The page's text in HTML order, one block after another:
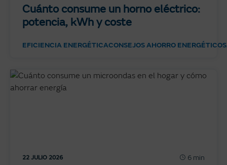
Cuánto consume un horno eléctrico:
potencia, kWh y coste
EFICIENCIA ENERGÉTICACONSEJOS AHORRO ENERGÉTICO
22 JULIO 2026 6 min